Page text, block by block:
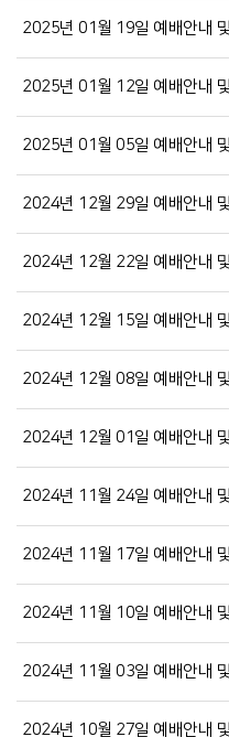
2025년 01월 19일 예배안내
2025년 01월 12일 예배안내
2025년 01월 05일 예배안내
2024년 12월 29일 예배안내
2024년 12월 22일 예배안내
2024년 12월 15일 예배안내
2024년 12월 08일 예배안내
2024년 12월 01일 예배안내
2024년 11월 24일 예배안내
2024년 11월 17일 예배안내
2024년 11월 10일 예배안내
2024년 11월 03일 예배안내
2024년 10월 27일 예배안내